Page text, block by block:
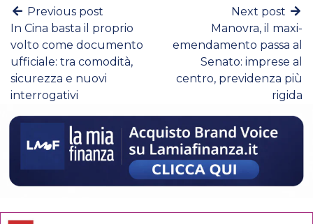
Previous post
In Cina basta il proprio
volto come documento
ufficiale: tra comodità,
sicurezza e nuovi
interrogativi
Next post
Manovra, il maxi-
emendamento passa al
Senato: imprese al
centro, previdenza più
rigida